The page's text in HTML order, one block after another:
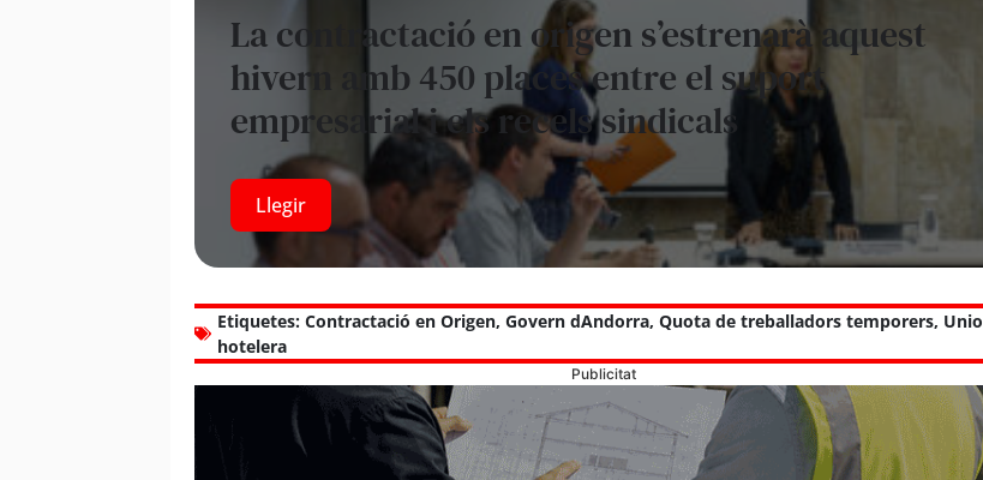
La contractació en origen s’estrenarà aquest
hivern amb 450 places entre el suport
empresarial i els recels sindicals
Llegir
Etiquetes: Contractació en Origen, Govern dAndorra, Quota de treballadors temporers, Unio
hotelera
Publicitat